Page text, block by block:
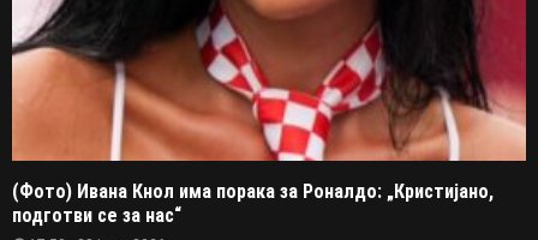
(Фото) Ивана Кнол има порака за Роналдо: „Кристијано,
подготви се за нас“